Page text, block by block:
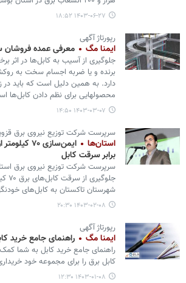
۱۴۰۳-۰۶-۲۷ ۱۸:۵۲
رپورتاژ آگهی
ایمنا مگ معرفی عمده فروشان
جلوگیری از آسیب به کابل‌ها در اثر
برنده و یا ضربه اجسام سخت به
دارد. به همین دلیل است که باید در
محصولهایی برای نظم دادن کابل‌ها
۱۴۰۳-۰۳-۰۷ ۱۴:۵۰
سرپرست شرکت توزیع نیروی برق
استان‌ها
ایمن‌سازی
برابر سرقت کابل
سرپرست شرکت توزیع نیروی برق
شهرستان تاکستان به کابل‌های
۱۴۰۳-۰۲-۰۸ ۲۰:۳۰
رپورتاژ آگهی
ایمنا مگ راهنمای جامع خرید
راهنمای جامع خرید کابل به شما
کابل برق را برای مجموعه خود
۱۴۰۳-۰۱-۰۸ ۱۲:۳۰